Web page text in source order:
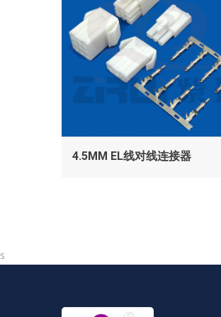
查看
4.5MM EL线对线连接器
s